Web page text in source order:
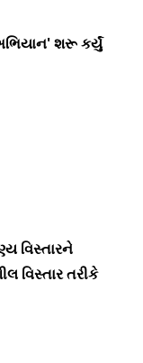
શરૂ કર્યું
વિસ્તારને
વિસ્તાર તરીકે